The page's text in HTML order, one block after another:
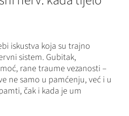
iskustva koja su trajno
sistem. Gubitak,
rane traume vezanosti –
ne samo u pamćenju, već i u
čak i kada je um